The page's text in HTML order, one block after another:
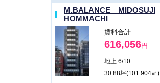
M.BALANCE MIDOSUJI
HOMMACHI
賃料合計
616,056円
地上 6/10
30.88坪(101.904㎡)